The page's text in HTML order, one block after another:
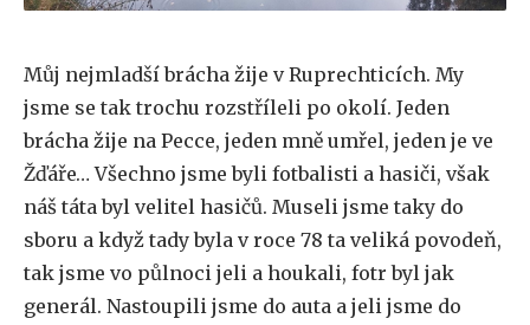
Můj nejmladší brácha žije v Ruprechticích. My
jsme se tak trochu rozstříleli po okolí. Jeden
brácha žije na Pecce, jeden mně umřel, jeden je ve
Žďáře… Všechno jsme byli fotbalisti a hasiči, však
náš táta byl velitel hasičů. Museli jsme taky do
sboru a když tady byla v roce 78 ta veliká povodeň,
tak jsme vo půlnoci jeli a houkali, fotr byl jak
generál. Nastoupili jsme do auta a jeli jsme do